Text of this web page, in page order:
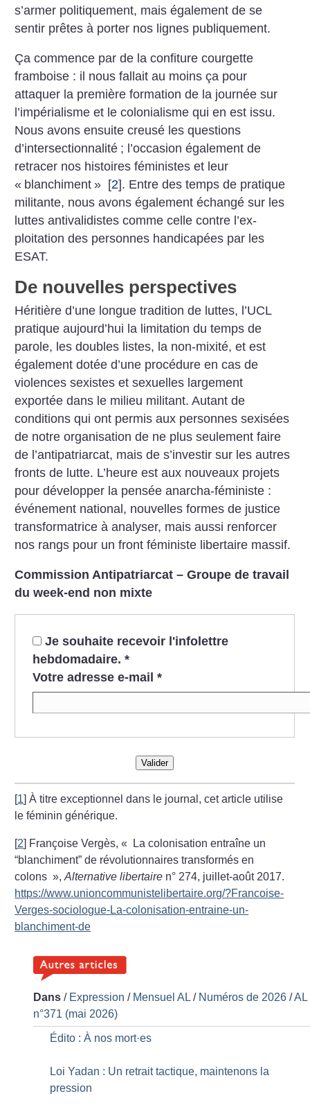
s’armer politiquement, mais également de se
sentir prêtes à porter nos lignes publiquement.
Ça commence par de la confiture courgette
framboise : il nous fallait au moins ça pour
attaquer la première formation de la journée sur
l’impérialisme et le colonialisme qui en est issu.
Nous avons ensuite creusé les questions
d’intersectionnalité ; l’occasion également de
retracer nos histoires féministes et leur
« blanchiment » [2]. Entre des temps de pratique
militante, nous avons également échangé sur les
luttes antivalidistes comme celle contre l’ex­
ploitation des personnes handi­capées par les
ESAT.
De nouvelles perspectives
Héritière d’une longue tradition de luttes, l’UCL
pratique aujourd’hui la limitation du temps de
parole, les doubles listes, la non-mixité, et est
également dotée d’une procédure en cas de
violences sexistes et sexuelles largement
exportée dans le milieu militant. Autant de
conditions qui ont permis aux personnes sexisées
de notre organisation de ne plus seulement faire
de l’antipatriarcat, mais de s’investir sur les autres
fronts de lutte. L’heure est aux nouveaux projets
pour développer la pensée anarcha-féministe :
événement national, nouvelles formes de justice
transformatrice à analyser, mais aussi renforcer
nos rangs pour un front féministe libertaire massif.
Commission Antipatriarcat – Groupe de travail
du week-end non mixte
Je souhaite recevoir l'infolettre
hebdomadaire. *
Votre adresse e-mail *
Valider
[1]À titre exceptionnel dans le journal, cet article utilise
le féminin générique.
[2] Françoise Vergès, «
La colonisation entraîne un
“blanchiment” de révolutionnaires transformés en
colons »,Alternative libertaire n° 274, juillet-août 2017.
https://www.unioncommunistelibertaire.org/?Francoise-
Verges-sociologue-La-colonisation-entraine-un-
blanchiment-de
Dans / Expression / Mensuel AL / Numéros de 2026 /AL
n°371 (mai 2026)
Édito : À nos mort·es
Loi Yadan : Un retrait tactique, maintenons la
pression